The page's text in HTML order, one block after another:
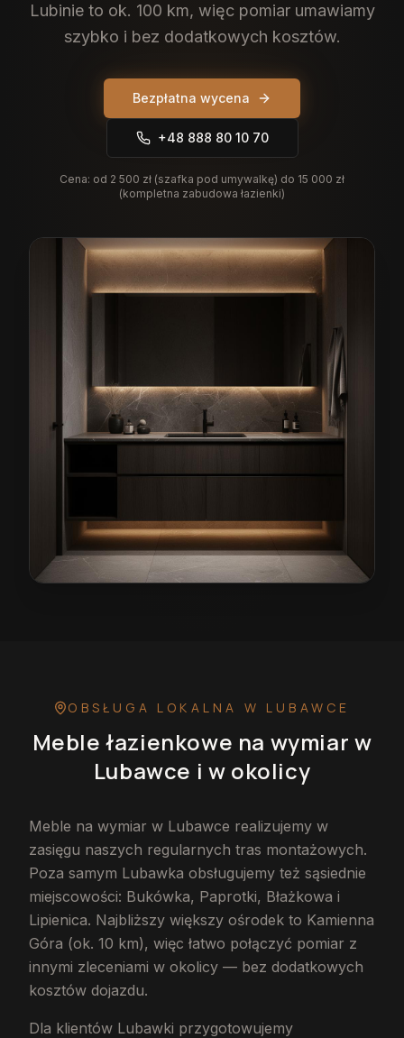
Lubinie to ok. 100 km, więc pomiar umawiamy
szybko i bez dodatkowych kosztów.
Bezpłatna wycena
+48 888 80 10 70
Cena: od 2 500 zł (szafka pod umywalkę) do 15 000 zł
(kompletna zabudowa łazienki)
OBSŁUGA LOKALNA W LUBAWCE
Meble łazienkowe na wymiar w
Lubawce i w okolicy
Meble na wymiar w Lubawce realizujemy w
zasięgu naszych regularnych tras montażowych.
Poza samym Lubawka obsługujemy też sąsiednie
miejscowości: Bukówka, Paprotki, Błażkowa i
Lipienica. Najbliższy większy ośrodek to Kamienna
Góra (ok. 10 km), więc łatwo połączyć pomiar z
innymi zleceniami w okolicy — bez dodatkowych
kosztów dojazdu.
Dla klientów Lubawki przygotowujemy